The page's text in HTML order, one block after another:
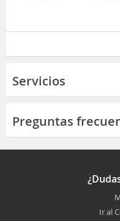
Servicios
Preguntas
Ir al